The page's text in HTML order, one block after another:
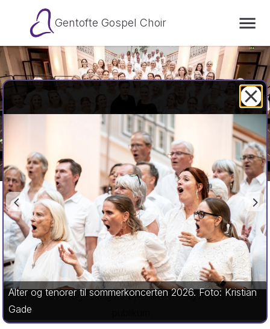
Gentofte Gospel Choir
Gentofte Gospel Choir
Gentofte Gospel Choir er et af Danmarks største
gospelkor med over 130 sangere. Sammen med vores
professionelle musikalske ledelse ønsker vi at skabe de
smukkeste og festligste øjeblikke for og med vores
Alter og tenorer til sommerkoncerten 2026. Foto: Kristian
Gade